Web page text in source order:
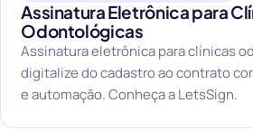
Assinatura Eletrônica para
Odontológicas
Assinatura eletrônica para clínicas
digitalize do cadastro ao contrato
e automação. Conheça a LetsSign.